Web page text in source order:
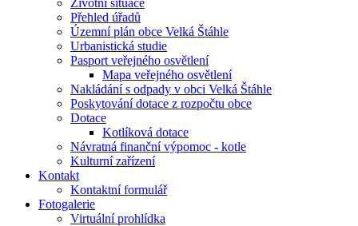
Životní situace
Přehled úřadů
Územní plán obce Velká Štáhle
Urbanistická studie
Pasport veřejného osvětlení
Mapa veřejného osvětlení
Nakládání s odpady v obci Velká Štáhle
Poskytování dotace z rozpočtu obce
Dotace
Kotlíková dotace
Návratná finanční výpomoc - kotle
Kulturní zařízení
Kontakt
Kontaktní formulář
Fotogalerie
Virtuální prohlídka